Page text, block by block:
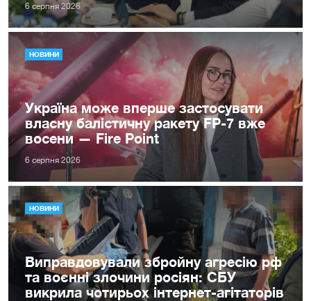
6 серпня 2026
НОВИНИ
Україна може вперше застосувати
власну балістичну ракету FP-7 вже
восени — Fire Point
6 серпня 2026
НОВИНИ
Виправдовували збройну агресію рф
та воєнні злочини росіян: СБУ
викрила чотирьох інтернет-агітаторів